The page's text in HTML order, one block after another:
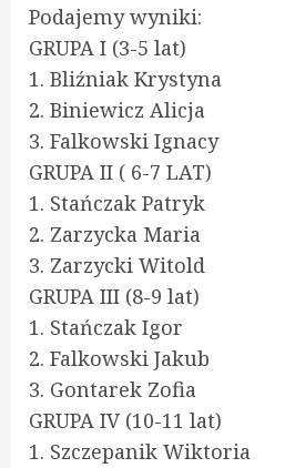
Podajemy wyniki:
GRUPA I (3-5 lat)
1. Bliźniak Krystyna
2. Biniewicz Alicja
3. Falkowski Ignacy
GRUPA II ( 6-7 LAT)
1. Stańczak Patryk
2. Zarzycka Maria
3. Zarzycki Witold
GRUPA III (8-9 lat)
1. Stańczak Igor
2. Falkowski Jakub
3. Gontarek Zofia
GRUPA IV (10-11 lat)
1. Szczepanik Wiktoria